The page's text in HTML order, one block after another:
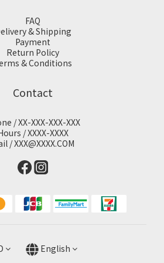
FAQ
& Shipping
Payment
Return Policy
& Conditions
Contact
/ XX-XXX-XXX-XXX
/ XXXX-XXXX
/ XXX@XXXX.COM
English